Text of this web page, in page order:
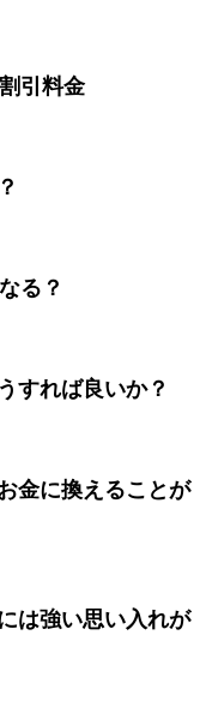
引料金
る？
すれば良いか？
金に換えることが
は強い思い入れが